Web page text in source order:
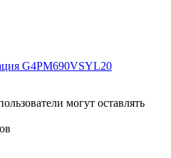
G4PM690VSYL20
могут оставлять